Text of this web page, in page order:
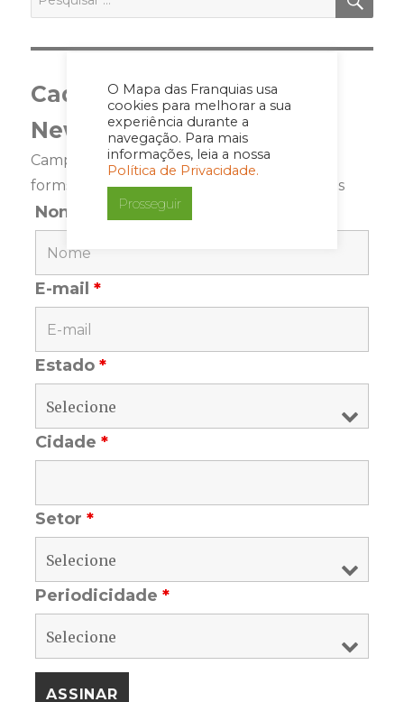
O Mapa das Franquias usa
cookies para melhorar a sua
experiência durante a
navegação. Para mais
informações, leia a nossa
Política de Privacidade.
Prosseguir
por:
Cadastre-se para a
Newsletter
Campos marcados com <span class="ninja-
forms-req-symbol">*</span> são requeridos
Nome
E-mail*
Estado*
Cidade*
Setor*
Periodicidade*